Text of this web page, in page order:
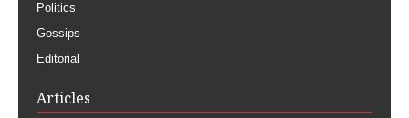
Politics
Gossips
Editorial
Articles